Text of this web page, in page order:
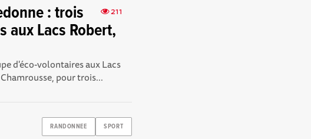
211
: trois
aux Lacs Robert,
d'éco-volontaires aux Lacs
pour trois...
RANDONNEE SPORT